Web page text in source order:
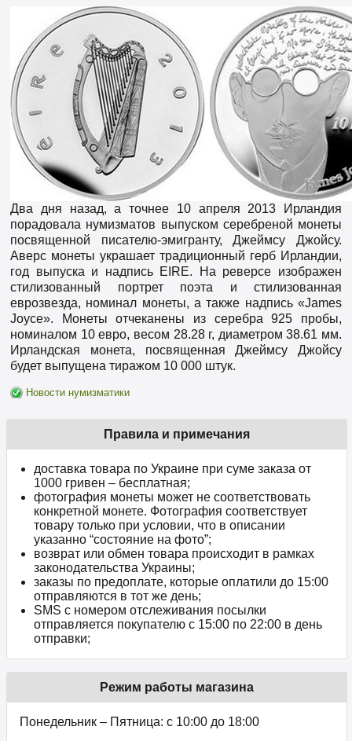
Два дня назад, а точнее 10 апреля 2013 Ирландия
порадовала нумизматов выпуском серебреной монеты
посвященной писателю-эмигранту, Джеймсу Джойсу.
Аверс монеты украшает традиционный герб Ирландии,
год выпуска и надпись ЕIRE. На реверсе изображен
стилизованный портрет поэта и стилизованная
еврозвезда, номинал монеты, а также надпись «James
Joyce». Монеты отчеканены из серебра 925 пробы,
номиналом 10 евро, весом 28.28 г, диаметром 38.61 мм.
Ирландская монета, посвященная Джеймсу Джойсу
будет выпущена тиражом 10 000 штук.
Новости нумизматики
Правила и примечания
доставка товара по Украине при суме заказа от
1000 гривен – бесплатная;
фотография монеты может не соответствовать
конкретной монете. Фотография соответствует
товару только при условии, что в описании
указанно “состояние на фото”;
возврат или обмен товара происходит в рамках
законодательства Украины;
заказы по предоплате, которые оплатили до 15:00
отправляются в тот же день;
SMS с номером отслеживания посылки
отправляется покупателю с 15:00 по 22:00 в день
отправки;
Режим работы магазина
Понедельник – Пятница: с 10:00 до 18:00